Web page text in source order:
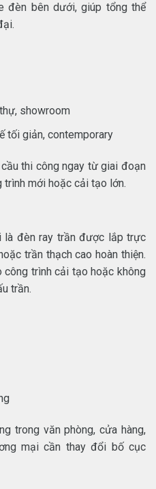
đèn bên dưới, giúp tổng thể
showroom
tối giản, contemporary
thi công ngay từ giai đoạn
trình mới hoặc cải tạo lớn.
là đèn ray trần được lắp trực
trần thạch cao hoàn thiện.
trình cải tạo hoặc không
trần.
trong văn phòng, cửa hàng,
mại cần thay đổi bố cục